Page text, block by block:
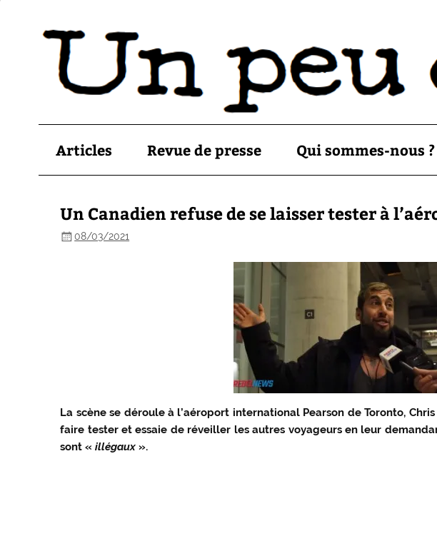
Articles Revue de presse Qui sommes-nous ?
Un Canadien refuse de se laisser tester à
08/03/2021
La scène se déroule à l’aéroport international Pearson de Toronto,
faire tester et essaie de réveiller les autres voyageurs en leur
sont «illégaux ».